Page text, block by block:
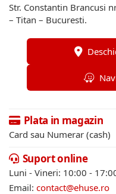
Str. Constantin Brancusi
– Titan – Bucuresti.
Plata in magazin
Card sau Numerar (cash)
Suport online
Luni - Vineri: 10:00 -
Email: contact@ehuse.ro